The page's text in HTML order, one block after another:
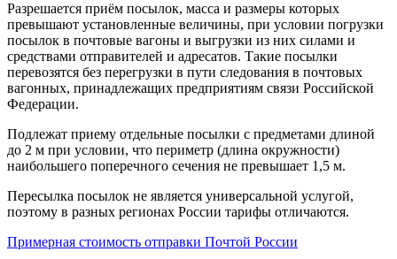
Разрешается приём посылок, масса и размеры которых
превышают установленные величины, при условии погрузки
посылок в почтовые вагоны и выгрузки из них силами и
средствами отправителей и адресатов. Такие посылки
перевозятся без перегрузки в пути следования в почтовых
вагонных, принадлежащих предприятиям связи Российской
Федерации.
Подлежат приему отдельные посылки с предметами длиной
до 2 м при условии, что периметр (длина окружности)
наибольшего поперечного сечения не превышает 1,5 м.
Пересылка посылок не является универсальной услугой,
поэтому в разных регионах России тарифы отличаются.
Примерная стоимость отправки Почтой России